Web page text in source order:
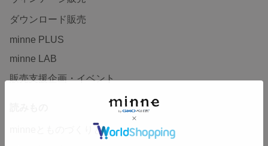
ダウンロード販売
minne PLUS
minne LAB
販売支援企画・イベント
minneとものづくりと